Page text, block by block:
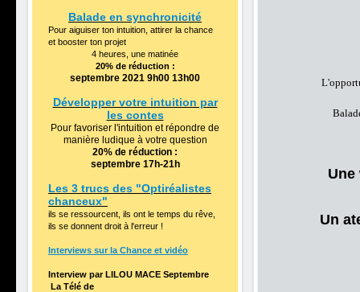
Une
Un
Balade en synchronicité
Pour aiguiser ton intuition, attirer la chance
et booster ton projet
4 heures, une matinée
20% de réduction :
septembre 2021 9h00 13h00
Développer votre intuition par
les contes
Pour favoriser l'intuition et répondre de
manière ludique à votre question
20% de réduction :
septembre 17h-21h
Les 3 trucs des "Optiréalistes
chanceux"
ils se ressourcent, ils ont le temps du rêve,
ils se donnent droit à l'erreur !
Interviews sur la Chance et vidéo
Interview par LILOU MACE Septembre
La Télé de